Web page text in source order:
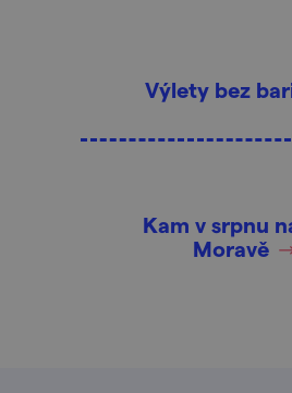
Výlety bez
Kam v srpnu
Moravě